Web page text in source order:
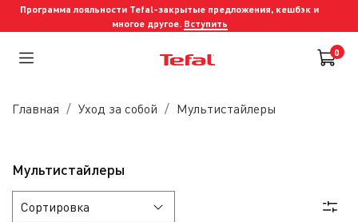
Программа лояльности Tefal-закрытые предложения, кешбэк и
многое другое. Вступить
0
Главная Уход за собой Мультистайлеры
Мультистайлеры